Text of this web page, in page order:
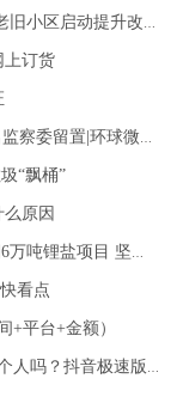
小区启动提升改造
上订货
委留置|环球微资讯
“飘桶”
原因
锂资源的步伐_全球快看点
看点
+平台+金额）
抖音极速版是什么？